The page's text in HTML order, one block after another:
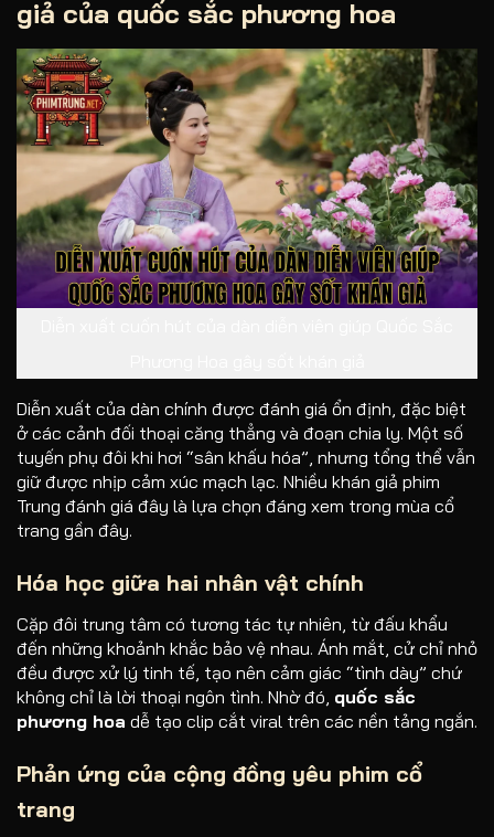
giả của quốc sắc phương hoa
Diễn xuất của dàn chính được đánh giá ổn định, đặc biệt
ở các cảnh đối thoại căng thẳng và đoạn chia ly. Một số
tuyến phụ đôi khi hơi “sân khấu hóa”, nhưng tổng thể vẫn
giữ được nhịp cảm xúc mạch lạc. Nhiều khán giả phim
Trung đánh giá đây là lựa chọn đáng xem trong mùa cổ
trang gần đây.
Hóa học giữa hai nhân vật chính
Cặp đôi trung tâm có tương tác tự nhiên, từ đấu khẩu
đến những khoảnh khắc bảo vệ nhau. Ánh mắt, cử chỉ nhỏ
đều được xử lý tinh tế, tạo nên cảm giác “tình dày” chứ
không chỉ là lời thoại ngôn tình. Nhờ đó, quốc sắc
phương hoa dễ tạo clip cắt viral trên các nền tảng ngắn.
Phản ứng của cộng đồng yêu phim cổ
trang